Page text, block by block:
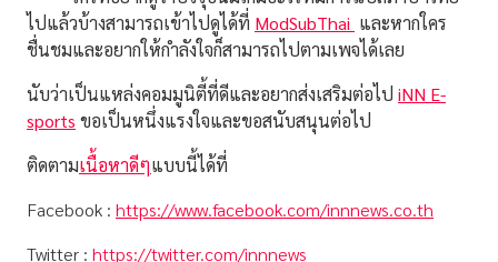
ไปแล้วบ้างสามารถเข้าไปดูได้ที่ ModSubThai และหากใคร
ชื่นชมและอยากให้กำลังใจก็สามารถไปตามเพจได้เลย
นับว่าเป็นแหล่งคอมมูนิตี้ที่ดีและอยากส่งเสริมต่อไป iNN E-
sports ขอเป็นหนึ่งแรงใจและขอสนับสนุนต่อไป
ติดตามเนื้อหาดีๆแบบนี้ได้ที่
Facebook : https://www.facebook.com/innnews.co.th
Twitter : https://twitter.com/innnews